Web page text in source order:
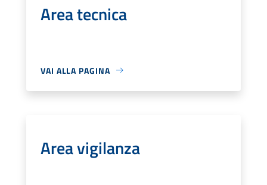
Area tecnica
VAI ALLA PAGINA
Area vigilanza